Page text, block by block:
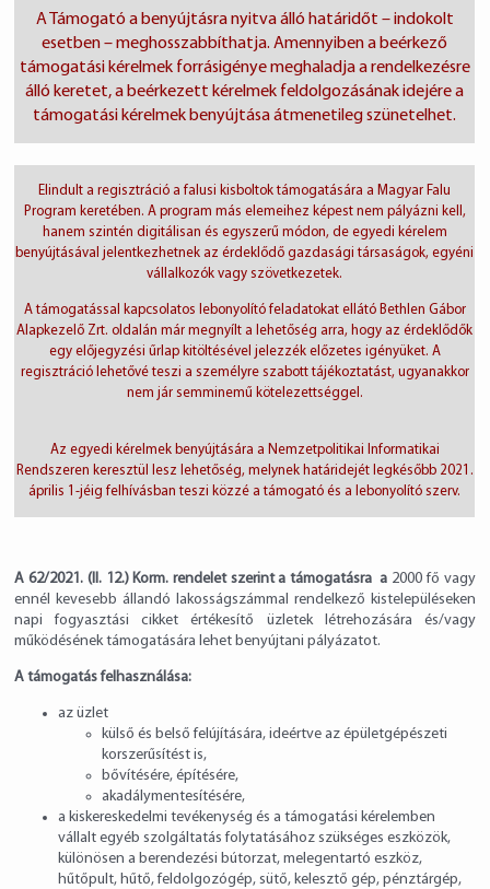
A Támogató a benyújtásra nyitva álló határidőt – indokolt
esetben – meghosszabbíthatja. Amennyiben a beérkező
támogatási kérelmek forrásigénye meghaladja a rendelkezésre
álló keretet, a beérkezett kérelmek feldolgozásának idejére a
támogatási kérelmek benyújtása átmenetileg szünetelhet.
Elindult a regisztráció a falusi kisboltok támogatására a Magyar Falu
Program keretében. A program más elemeihez képest nem pályázni kell,
hanem szintén digitálisan és egyszerű módon, de egyedi kérelem
benyújtásával jelentkezhetnek az érdeklődő gazdasági társaságok, egyéni
vállalkozók vagy szövetkezetek.
A támogatással kapcsolatos lebonyolító feladatokat ellátó Bethlen Gábor
Alapkezelő Zrt. oldalán már megnyílt a lehetőség arra, hogy az érdeklődők
egy előjegyzési űrlap kitöltésével jelezzék előzetes igényüket. A
regisztráció lehetővé teszi a személyre szabott tájékoztatást, ugyanakkor
nem jár semminemű kötelezettséggel.
Az egyedi kérelmek benyújtására a Nemzetpolitikai Informatikai
Rendszeren keresztül lesz lehetőség, melynek határidejét legkésőbb 2021.
április 1-jéig felhívásban teszi közzé a támogató és a lebonyolító szerv.
A 62/2021. (II. 12.) Korm. rendelet szerint a támogatásra a 2000 fő vagy
ennél kevesebb állandó lakosságszámmal rendelkező kistelepüléseken
napi fogyasztási cikket értékesítő üzletek létrehozására és/vagy
működésének támogatására lehet benyújtani pályázatot.
A támogatás felhasználása:
az üzlet
külső és belső felújítására, ideértve az épületgépészeti
korszerűsítést is,
bővítésére, építésére,
akadálymentesítésére,
a kiskereskedelmi tevékenység és a támogatási kérelemben
vállalt egyéb szolgáltatás folytatásához szükséges eszközök,
különösen a berendezési bútorzat, melegentartó eszköz,
hűtőpult, hűtő, feldolgozógép, sütő, kelesztő gép, pénztárgép,